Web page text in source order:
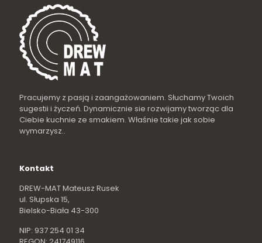
Pracujemy z pasją i zaangażowaniem. Słuchamy Twoich
sugestii i życzeń. Dynamicznie sie rozwijamy tworząc dla
Ciebie kuchnie ze smakiem. Właśnie takie jak sobie
wymarzysz..
Kontakt
DREW-MAT Mateusz Rusek
ul. Słupska 15,
Bielsko-Biała 43-300
NIP: 937 254 01 34